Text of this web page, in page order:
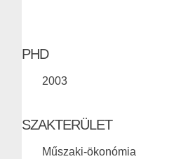
PHD
2003
SZAKTERÜLET
Műszaki-ökonómia